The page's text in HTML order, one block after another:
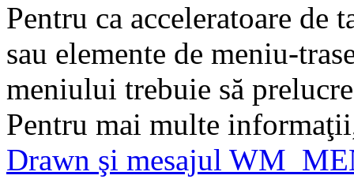
Pentru ca acceleratoare de
sau elemente de meniu-
meniului trebuie să
Pentru mai multe
Drawn şi mesajul